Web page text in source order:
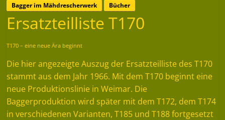
Bagger im Mähdrescherwerk Bücher
Ersatzteilliste T170
T170 – eine neue Ära beginnt
Die hier angezeigte Auszug der Ersatzteilliste des T170
stammt aus dem Jahr 1966. Mit dem T170 beginnt eine
neue Produktionslinie in Weimar. Die
Baggerproduktion wird später mit dem T172, dem T174
in verschiedenen Varianten, T185 und T188 fortgesetzt